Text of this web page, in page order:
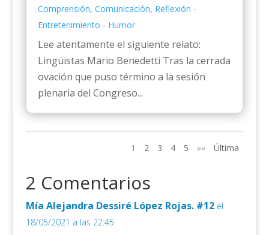
Comprensión, Comunicación, Reflexión -
Entretenimiento - Humor
Lee atentamente el siguiente relato:
Lingüistas Mario Benedetti Tras la cerrada
ovación que puso término a la sesión
plenaria del Congreso...
1 2 3 4 5 »» Última
2 Comentarios
Mía Alejandra Dessiré López Rojas. #12 el
18/05/2021 a las 22:45